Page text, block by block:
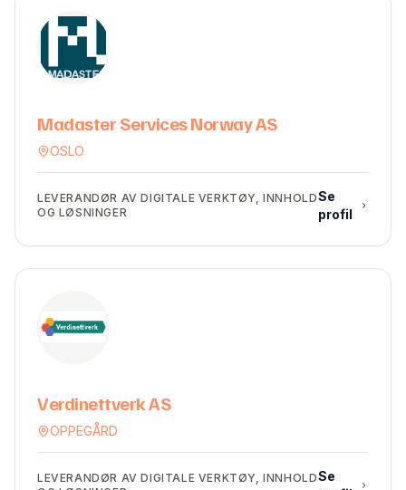
Madaster Services Norway AS
OSLO
LEVERANDØR AV DIGITALE VERKTØY, INNHOLD
OG LØSNINGER
Se
profil
Verdinettverk AS
OPPEGÅRD
LEVERANDØR AV DIGITALE VERKTØY, INNHOLDSe